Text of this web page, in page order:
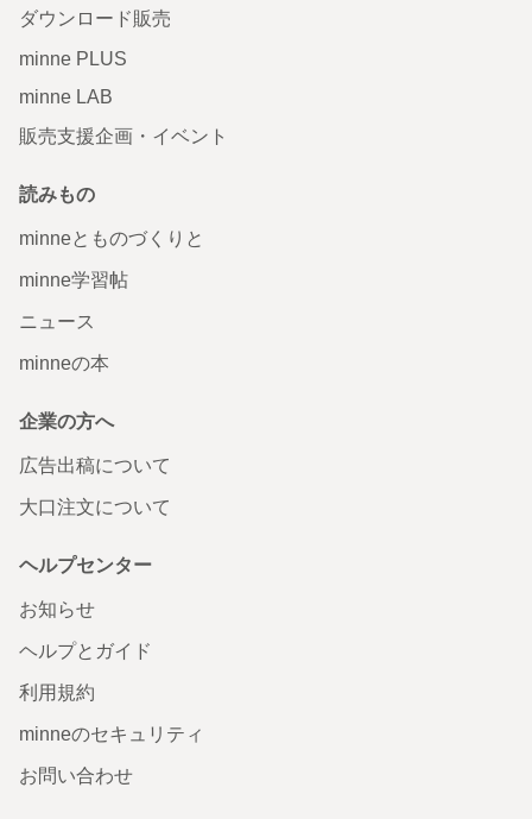
ダウンロード販売
minne PLUS
minne LAB
販売支援企画・イベント
読みもの
minneとものづくりと
minne学習帖
ニュース
minneの本
企業の方へ
広告出稿について
大口注文について
ヘルプセンター
お知らせ
ヘルプとガイド
利用規約
minneのセキュリティ
お問い合わせ